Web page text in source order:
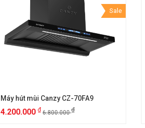
Sale
Máy hút mùi Canzy CZ-70FA9
4.200.000 ₫ 6.800.000₫